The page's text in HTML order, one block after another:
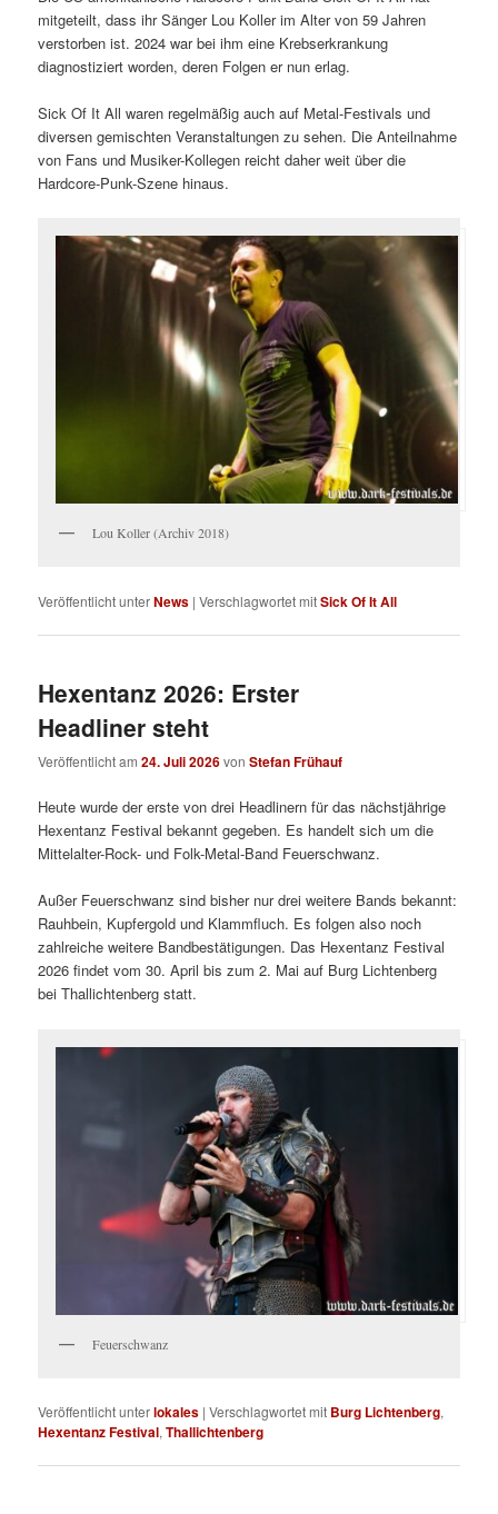
mitgeteilt, dass ihr Sänger Lou Koller im Alter von 59 Jahren
verstorben ist. 2024 war bei ihm eine Krebserkrankung
diagnostiziert worden, deren Folgen er nun erlag.
Sick Of It All waren regelmäßig auch auf Metal-Festivals und
diversen gemischten Veranstaltungen zu sehen. Die Anteilnahme
von Fans und Musiker-Kollegen reicht daher weit über die
Hardcore-Punk-Szene hinaus.
Lou Koller (Archiv 2018)
Veröffentlicht unterNews |Verschlagwortet mitSick Of It All
Hexentanz 2026: Erster
Headliner steht
Veröffentlicht am24. Juli 2026vonStefan Frühauf
Heute wurde der erste von drei Headlinern für das nächstjährige
Hexentanz Festival bekannt gegeben. Es handelt sich um die
Mittelalter-Rock- und Folk-Metal-Band Feuerschwanz.
Außer Feuerschwanz sind bisher nur drei weitere Bands bekannt:
Rauhbein, Kupfergold und Klammfluch. Es folgen also noch
zahlreiche weitere Bandbestätigungen. Das Hexentanz Festival
2026 findet vom 30. April bis zum 2. Mai auf Burg Lichtenberg
bei Thallichtenberg statt.
Feuerschwanz
Veröffentlicht unterlokales |Verschlagwortet mit Burg Lichtenberg,
Hexentanz Festival,Thallichtenberg